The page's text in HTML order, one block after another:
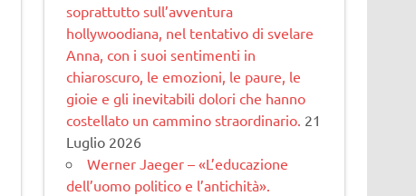
soprattutto sull’avventura
hollywoodiana, nel tentativo di svelare
Anna, con i suoi sentimenti in
chiaroscuro, le emozioni, le paure, le
gioie e gli inevitabili dolori che hanno
costellato un cammino straordinario. 21
Luglio 2026
Werner Jaeger – «L’educazione
dell’uomo politico e l’antichità».